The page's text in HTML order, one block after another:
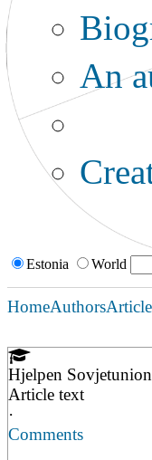
An
Estonia World
HomeAuthors
Hjelpen
Article text
·
Comments